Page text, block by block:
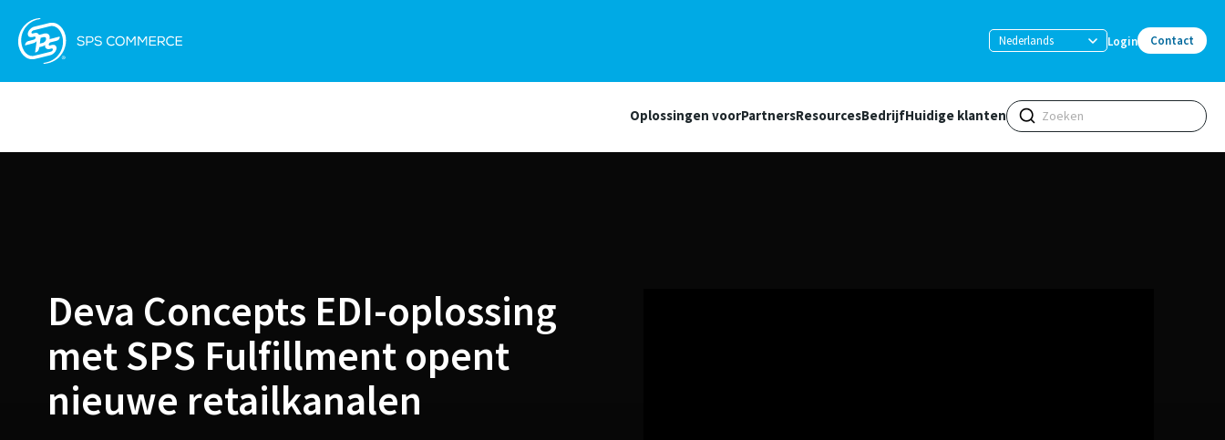
Nederlands Login Contact
Oplossingen voorPartnersResourcesBedrijfHuidige klanten
Deva Concepts EDI-oplossing
met SPS Fulfillment opent
nieuwe retailkanalen